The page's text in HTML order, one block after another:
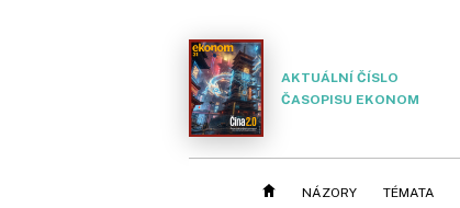
AKTUÁLNÍ ČÍSLO
ČASOPISU EKONOM
NÁZORY TÉMATA